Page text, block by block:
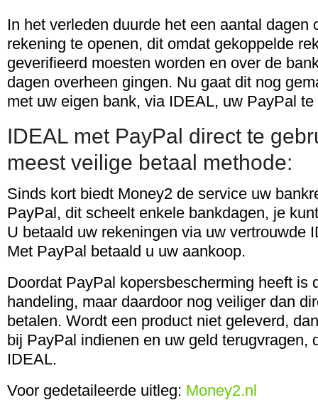
In het verleden duurde het een aantal dagen
rekening te openen, dit omdat gekoppelde
geverifieerd moesten worden en over de
dagen overheen gingen. Nu gaat dit nog
met uw eigen bank, via IDEAL, uw PayPal
IDEAL met PayPal direct te
meest veilige betaal methode:
Sinds kort biedt Money2 de service uw
PayPal, dit scheelt enkele bankdagen, je
U betaald uw rekeningen via uw vertrouwde
Met PayPal betaald u uw aankoop.
Doordat PayPal kopersbescherming heeft is
handeling, maar daardoor nog veiliger dan
betalen. Wordt een product niet geleverd,
bij PayPal indienen en uw geld terugvragen,
IDEAL.
Voor gedetaileerde uitleg: Money2.nl